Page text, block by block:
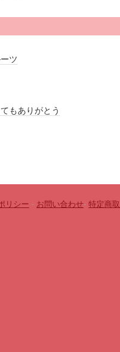
ツ
もありがとう
リシー - お問い合わせ- 特定商